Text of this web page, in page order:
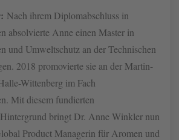
Nach ihrem Diplomabschluss in
absolvierte Anne einen Master in
und Umweltschutz an der Technischen
2018 promovierte sie an der Martin-
Wittenberg im Fach
Mit diesem fundierten
bringt Dr. Anne Winkler nun
Product Managerin für Aromen und